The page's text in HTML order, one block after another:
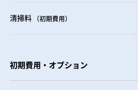
清掃料 （初期費用）
初期費用・オプション